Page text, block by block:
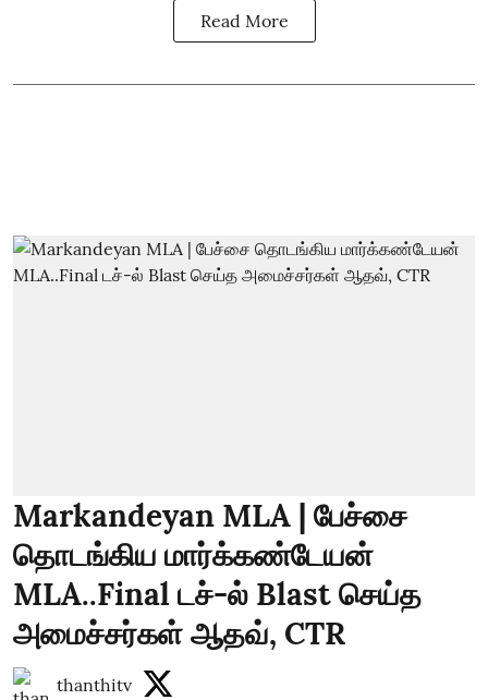
Read More
Markandeyan MLA | பேச்சை
தொடங்கிய மார்க்கண்டேயன்
MLA..Final டச்-ல் Blast செய்த
அமைச்சர்கள் ஆதவ், CTR
thanthitv